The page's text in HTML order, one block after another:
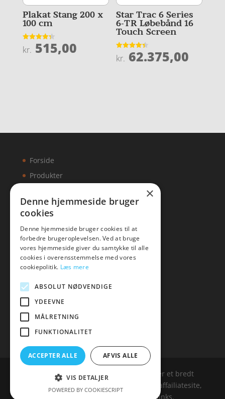
Plakat Stang 200 x
100 cm
Vurderet
4.3
kr. 515,00
Star Trac 6 Series
6-TR Løbebånd 16
Touch Screen
Vurderet
4.4
kr. 62.375,00
Forside
Produkter
Artikler
Malawigruppen
Mail:hej@malawigruppen.dk
Malawigruppen.dk er siden, der samler et bredt
udvalg af spændende varer. Siden er et affailiatesite,
og nogle links kan være affialitelinks.
×
Denne hjemmeside bruger
cookies
Denne hjemmeside bruger cookies til at
forbedre brugeroplevelsen. Ved at bruge
vores hjemmeside giver du samtykke til alle
cookies i overensstemmelse med vores
cookiepolitik. Læs mere
ABSOLUT NØDVENDIGE
YDEEVNE
MÅLRETNING
FUNKTIONALITET
ACCEPTER ALLE AFVIS ALLE
VIS DETALJER
POWERED BY COOKIESCRIPT